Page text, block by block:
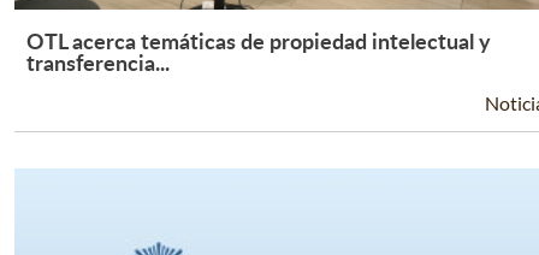
Leer Más +
OTL acerca temáticas de propiedad intelectual y
transferencia...